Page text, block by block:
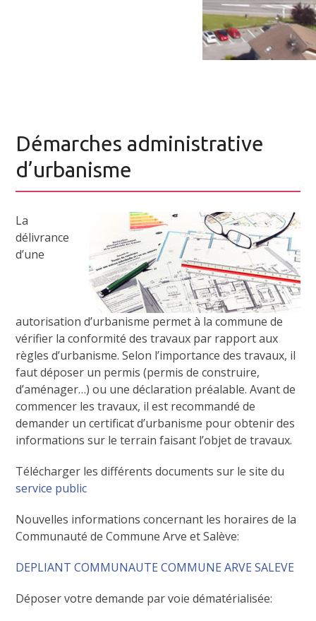
Démarches administrative
d’urbanisme
La
délivrance
d’une
autorisation d’urbanisme permet à la commune de
vérifier la conformité des travaux par rapport aux
règles d’urbanisme. Selon l’importance des travaux, il
faut déposer un permis (permis de construire,
d’aménager…) ou une déclaration préalable. Avant de
commencer les travaux, il est recommandé de
demander un certificat d’urbanisme pour obtenir des
informations sur le terrain faisant l’objet de travaux.
Télécharger les différents documents sur le site du
service public
Nouvelles informations concernant les horaires de la
Communauté de Commune Arve et Salève:
DEPLIANT COMMUNAUTE COMMUNE ARVE SALEVE
Déposer votre demande par voie dématérialisée: